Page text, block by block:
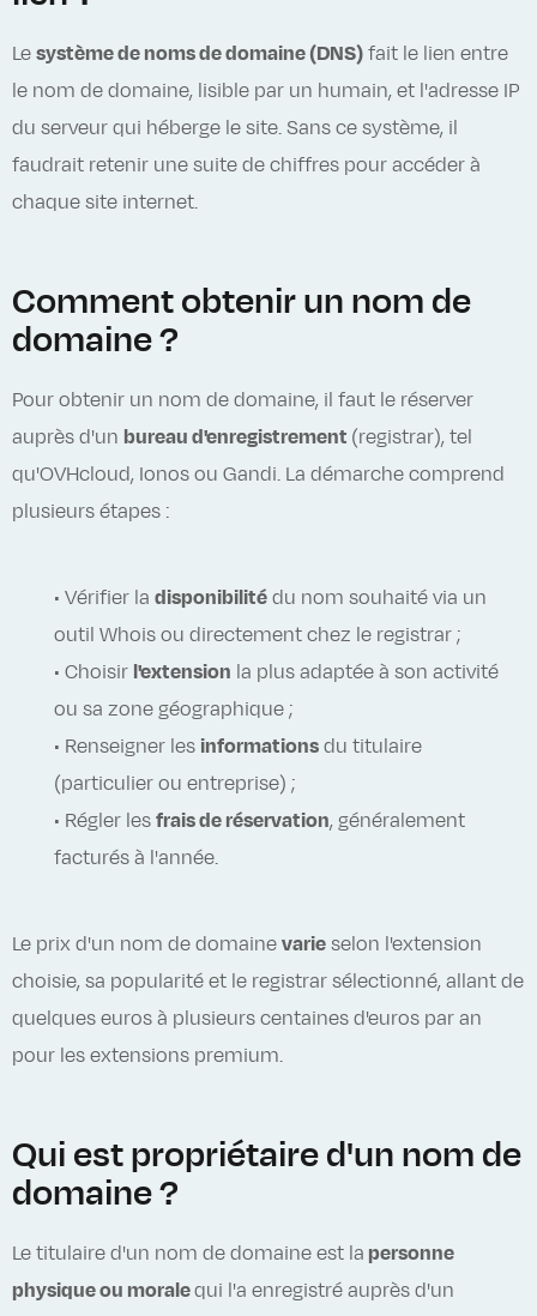
Le système de noms de domaine (DNS) fait le lien entre
le nom de domaine, lisible par un humain, et l'adresse IP
du serveur qui héberge le site. Sans ce système, il
faudrait retenir une suite de chiffres pour accéder à
chaque site internet.
Comment obtenir un nom de
domaine ?
Pour obtenir un nom de domaine, il faut le réserver
auprès d'un bureau d'enregistrement (registrar), tel
qu'OVHcloud, Ionos ou Gandi. La démarche comprend
plusieurs étapes :
• Vérifier la disponibilité du nom souhaité via un
outil Whois ou directement chez le registrar ;
• Choisir l'extension la plus adaptée à son activité
ou sa zone géographique ;
• Renseigner les informations du titulaire
(particulier ou entreprise) ;
• Régler les frais de réservation, généralement
facturés à l'année.
Le prix d'un nom de domaine varie selon l'extension
choisie, sa popularité et le registrar sélectionné, allant de
quelques euros à plusieurs centaines d'euros par an
pour les extensions premium.
Qui est propriétaire d'un nom de
domaine ?
Le titulaire d'un nom de domaine est la personne
physique ou moralequi l'a enregistré auprès d'un